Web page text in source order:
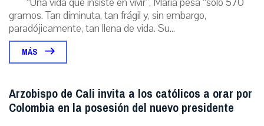
gramos. Tan diminuta, tan frágil y, sin embargo,
paradójicamente, tan llena de vida. Su...
MÁS
Arzobispo de Cali invita a los católicos a orar por
Colombia en la posesión del nuevo presidente